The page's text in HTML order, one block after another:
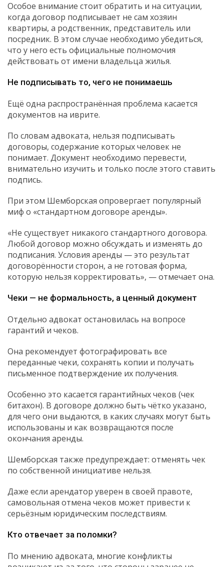
Особое внимание стоит обратить и на ситуации,
когда договор подписывает не сам хозяин
квартиры, а родственник, представитель или
посредник. В этом случае необходимо убедиться,
что у него есть официальные полномочия
действовать от имени владельца жилья.
Не подписывать то, чего не понимаешь
Ещё одна распространённая проблема касается
документов на иврите.
По словам адвоката, нельзя подписывать
договоры, содержание которых человек не
понимает. Документ необходимо перевести,
внимательно изучить и только после этого ставить
подпись.
При этом Шемборская опровергает популярный
миф о «стандартном договоре аренды».
«Не существует никакого стандартного договора.
Любой договор можно обсуждать и изменять до
подписания. Условия аренды — это результат
договорённости сторон, а не готовая форма,
которую нельзя корректировать», — отмечает она.
Чеки — не формальность, а ценный документ
Отдельно адвокат остановилась на вопросе
гарантий и чеков.
Она рекомендует фотографировать все
переданные чеки, сохранять копии и получать
письменное подтверждение их получения.
Особенно это касается гарантийных чеков (чек
битахон). В договоре должно быть чётко указано,
для чего они выдаются, в каких случаях могут быть
использованы и как возвращаются после
окончания аренды.
Шемборская также предупреждает: отменять чек
по собственной инициативе нельзя.
Даже если арендатор уверен в своей правоте,
самовольная отмена чеков может привести к
серьёзным юридическим последствиям.
Кто отвечает за поломки?
По мнению адвоката, многие конфликты